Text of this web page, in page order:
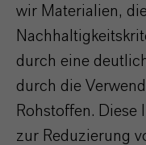
wir Materialien,
durch eine
durch die
Rohstoffen. Diese
zur Reduzierung